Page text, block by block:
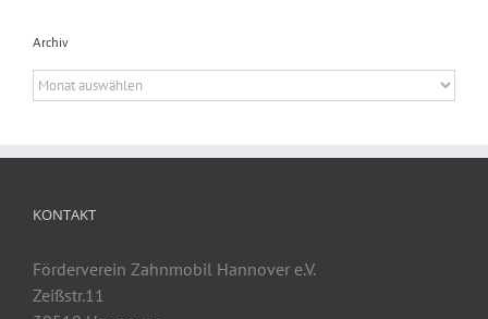
Archiv
Archiv
KONTAKT
Förderverein Zahnmobil Hannover e.V.
Zeißstr.11